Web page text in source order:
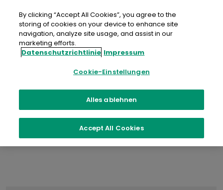
Inhalt
springen
Impressum
By clicking “Accept All Cookies”, you agree to the
storing of cookies on your device to enhance site
navigation, analyze site usage, and assist in our
marketing efforts.
Datenschutzrichtlinie Impressum
Cookie-Einstellungen
Alles ablehnen
Accept All Cookies